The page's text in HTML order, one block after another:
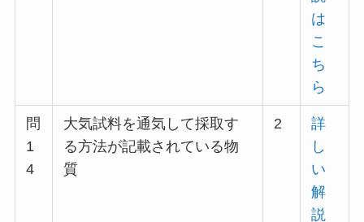
は
こ
ち
ら
問
1
4
大気試料を通気して採取す
る方法が記載されている物
質
2
詳
し
い
解
説